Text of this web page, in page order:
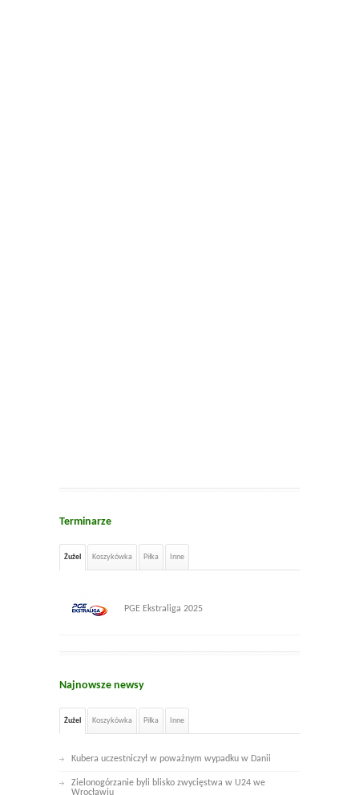
Terminarze
Żużel Koszykówka Piłka Inne
PGE Ekstraliga 2025
Najnowsze newsy
Żużel Koszykówka Piłka Inne
Kubera uczestniczył w poważnym wypadku w Danii
Zielonogórzanie byli blisko zwycięstwa w U24 we
Wrocławiu